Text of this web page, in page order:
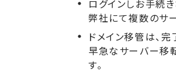
ログインしお手続
弊社にて複数のサ
ドメイン移管は、
早急なサーバー移
す。